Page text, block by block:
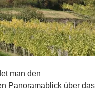
man den
Panoramablick über das